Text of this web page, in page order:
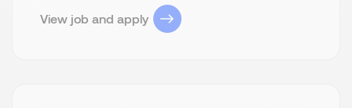
View job and apply